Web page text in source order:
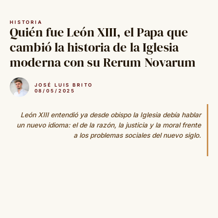
contenido
HISTORIA
Quién fue León XIII, el Papa que
cambió la historia de la Iglesia
moderna con su Rerum Novarum
JOSÉ LUIS BRITO
08/05/2025
León XIII entendió ya desde obispo la Iglesia debía hablar
un nuevo idioma: el de la razón, la justicia y la moral frente
a los problemas sociales del nuevo siglo.